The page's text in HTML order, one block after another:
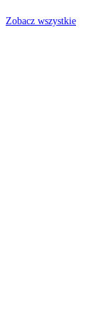
Zobacz wszystkie